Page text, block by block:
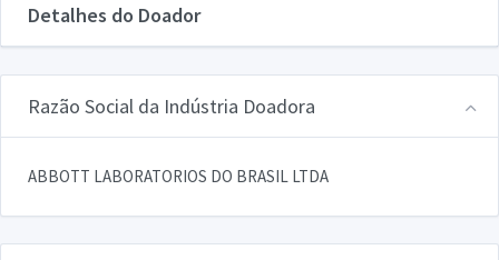
Detalhes do Doador
Razão Social da Indústria Doadora
ABBOTT LABORATORIOS DO BRASIL LTDA